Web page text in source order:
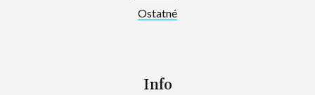
Ostatné
Info